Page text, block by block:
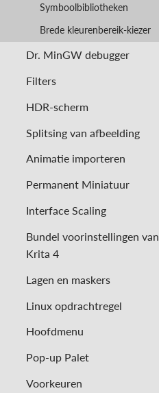
Symboolbibliotheken
Brede kleurenbereik-kiezer
Dr. MinGW debugger
Filters
HDR-scherm
Splitsing van afbeelding
Animatie importeren
Permanent Miniatuur
Interface Scaling
Bundel voorinstellingen van
Krita 4
Lagen en maskers
Linux opdrachtregel
Hoofdmenu
Pop-up Palet
Voorkeuren